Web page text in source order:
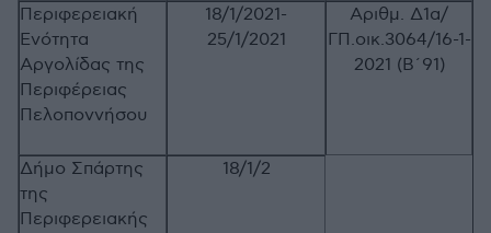
Περιφερειακή
Ενότητα
Αργολίδας της
Περιφέρειας
Πελοποννήσου
18/1/2021-
25/1/2021
Αριθμ. Δ1α/
ΓΠ.οικ.3064/16-1-
2021 (Β΄91)
Δήμο Σπάρτης
της
Περιφερειακής
18/1/2